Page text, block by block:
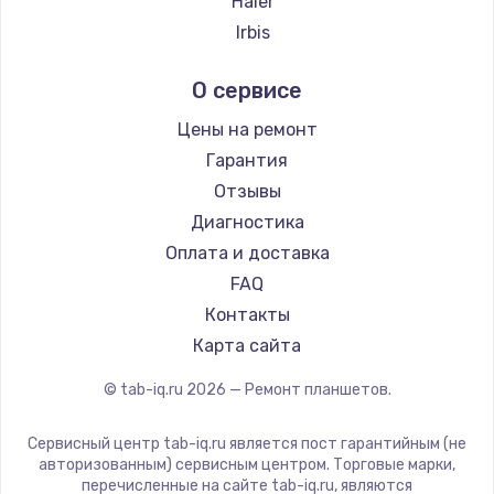
Заказать
Замена термопасты
Заказать
Заказать
1145 руб.
Заказать
Замена северного моста
2600 руб.
Irbis
Microsoft
BlackView
Amazon
Aquarius
Philips
Dell
HP
Getac
ZTE
CHUWI
О сервисе
Цены на ремонт
Гарантия
Отзывы
Диагностика
Оплата и доставка
FAQ
Контакты
Карта сайта
© tab-iq.ru 2026 — Ремонт планшетов.
Сервисный центр tab-iq.ru является пост гарантийным (не
авторизованным) сервисным центром. Торговые марки,
перечисленные на сайте tab-iq.ru, являются